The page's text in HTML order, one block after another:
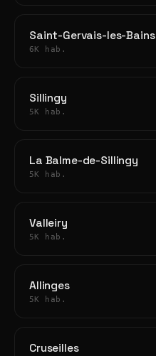
Saint-Gervais-les-Bains
6K hab.
Sillingy
5K hab.
La Balme-de-Sillingy
5K hab.
Valleiry
5K hab.
Allinges
5K hab.
Cruseilles